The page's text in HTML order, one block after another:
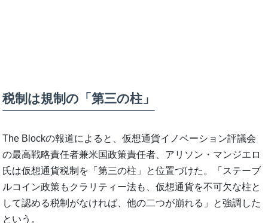
税制は規制の「第三の柱」
The Blockの報道によると、仮想通貨イノベーション評議会
の最高戦略責任者兼米国政策責任者、アリソン・マンジエロ
氏は仮想通貨税制を「第三の柱」と位置づけた。「ステーブ
ルコイン政策もクラリティー法も、仮想通貨を不可欠な柱と
して認める税制がなければ、他の二つが崩れる」と強調した
という。